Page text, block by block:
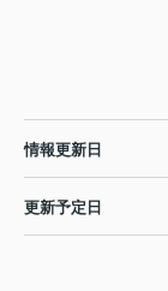
情報更新日
更新予定日